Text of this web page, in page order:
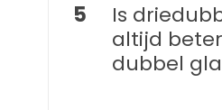
5
Is
altijd
dubbel